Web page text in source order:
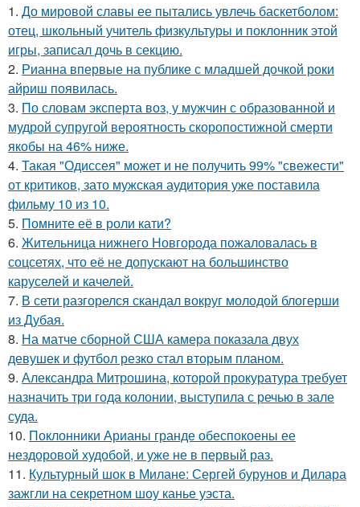
1. До мировой славы ее пытались увлечь баскетболом:
отец, школьный учитель физкультуры и поклонник этой
игры, записал дочь в секцию.
2. Рианна впервые на публике с младшей дочкой роки
айриш появилась.
3. По словам эксперта воз, у мужчин с образованной и
мудрой супругой вероятность скоропостижной смерти
якобы на 46% ниже.
4. Такая "Одиссея" может и не получить 99% "свежести"
от критиков, зато мужская аудитория уже поставила
фильму 10 из 10.
5. Помните её в роли кати?
6. Жительница нижнего Новгорода пожаловалась в
соцсетях, что её не допускают на большинство
каруселей и качелей.
7. В сети разгорелся скандал вокруг молодой блогерши
из Дубая.
8. На матче сборной США камера показала двух
девушек и футбол резко стал вторым планом.
9. Александра Митрошина, которой прокуратура требует
назначить три года колонии, выступила с речью в зале
суда.
10. Поклонники Арианы гранде обеспокоены ее
нездоровой худобой, и уже не в первый раз.
11. Культурный шок в Милане: Сергей бурунов и Дилара
зажгли на секретном шоу канье уэста.